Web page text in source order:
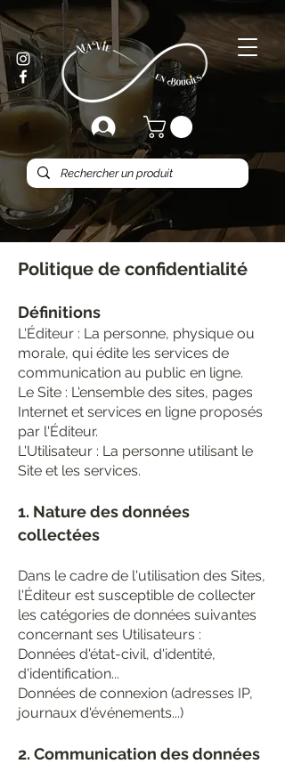
Politique de confidentialité
Définitions
L'Éditeur : La personne, physique ou
morale, qui édite les services de
communication au public en ligne.
Le Site : L'ensemble des sites, pages
Internet et services en ligne proposés
par l'Éditeur.
L'Utilisateur : La personne utilisant le
Site et les services.
1. Nature des données
collectées
Dans le cadre de l'utilisation des Sites,
l'Éditeur est susceptible de collecter
les catégories de données suivantes
concernant ses Utilisateurs :
Données d'état-civil, d'identité,
d'identification...
Données de connexion (adresses IP,
journaux d'événements...)
2. Communication des données